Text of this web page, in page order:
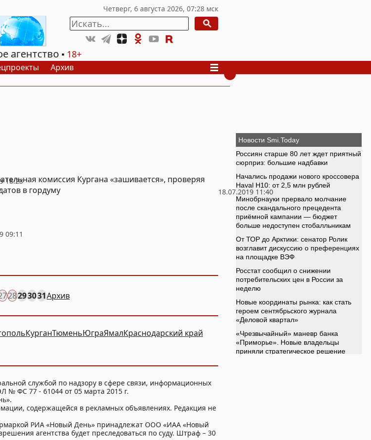
агентство
18+
Архив
18:23
18.07.2019 11:40
комиссия Кургана «зашивается», проверяя
в гордуму
09:11
28293031Архив
КурганТюменьЮграЯмалКраснодарский край
службой по надзору в сфере связи, информационных
№ ФС 77 - 61044 от 05 марта 2015 г.
содержащейся в рекламных объявлениях. Редакция не
РИА «Новый День» принадлежат ООО «ИАА «Новый
агентства будет преследоваться по суду. Штраф – 30